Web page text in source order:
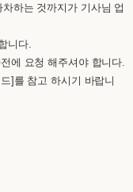
하는 것까지가 기사님 업
니다.
에 요청 해주셔야 합니다.
]를 참고 하시기 바랍니